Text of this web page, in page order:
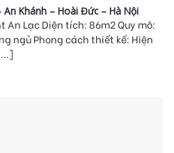
Khánh – Hoài Đức – Hà Nội
Lạc Diện tích: 86m2 Quy mô:
ngủ Phong cách thiết kế: Hiện